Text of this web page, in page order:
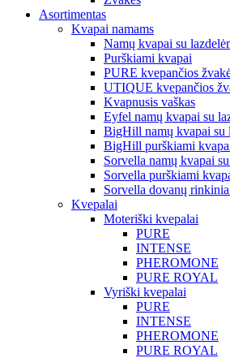
Asortimentas
Kvapai namams
Namų kvapai su
Purškiami kvapai
PURE kvepančios
UTIQUE kvepančios
Kvapnusis vaškas
Eyfel namų kvapai su
BigHill namų kvapai su
BigHill purškiami
Sorvella namų kvapai
Sorvella purškiami
Sorvella dovanų
Kvepalai
Moteriški kvepalai
PURE
INTENSE
PHEROMONE
PURE ROYAL
Vyriški kvepalai
PURE
INTENSE
PHEROMONE
PURE ROYAL